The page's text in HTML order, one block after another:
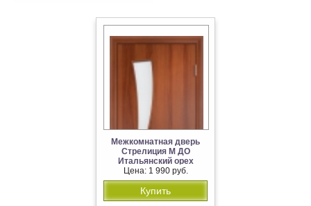
Межкомнатная дверь
Стрелиция М ДО
Итальянский орех
Цена: 1 990 руб.
Купить